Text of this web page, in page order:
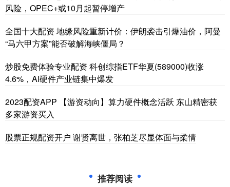
风险，OPEC+或10月起暂停增产
全国十大配资 地缘风险重新计价：伊朗袭击引爆油价，阿曼
“马六甲方案”能否破解海峡僵局？
炒股免费体验专业配资 科创综指ETF华夏(589000)收涨
4.6%，AI硬件产业链集中爆发
2023配资APP 【游资动向】算力硬件概念活跃 东山精密获
多家游资买入
股票正规配资开户 谢贤离世，张柏芝尽显体面与柔情
推荐阅读